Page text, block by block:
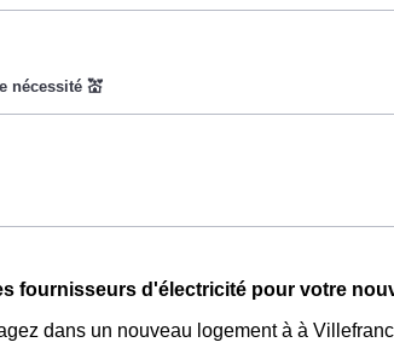
d'électricité en faisant attention à sa
fournisseurs d'électricité en France et
tarifs : pendant 22 jours, le prix de
de 20% par rapport au tarif normal en à
fournisseurs d'électricité pour votre
dans un nouveau logement à à